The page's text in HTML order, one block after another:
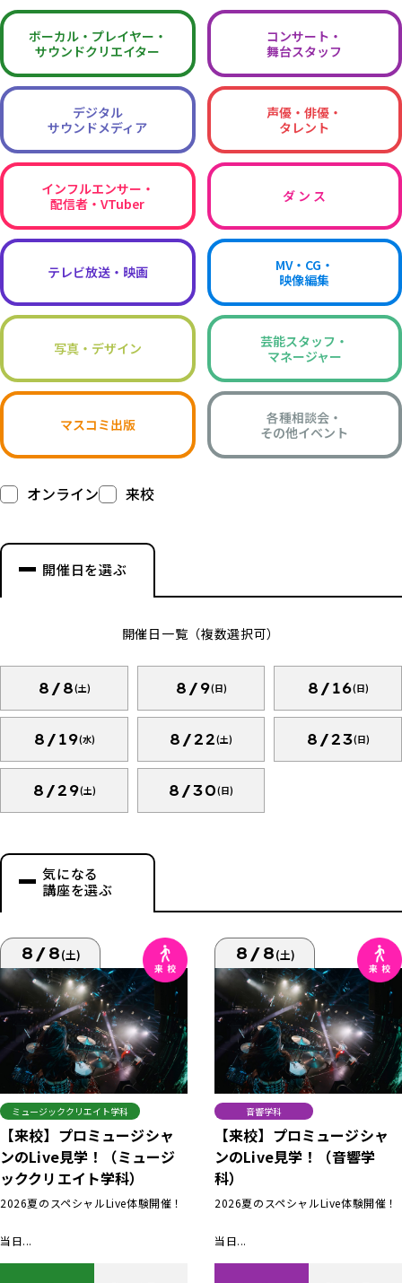
ボーカル・ プレイヤー・
サウンドクリエイター
コンサート・
舞台スタッフ
デジタル
サウンドメディア
声優・俳優・
タレント
インフルエンサー・
配信者・VTuber
ダ ン ス
テレビ放送・映画
MV・CG・
映像編集
写真・デザイン
芸能スタッフ・
マネージャー
マスコミ出版
各種相談会・
その他イベント
オンライン 来校
開催日を選ぶ
開催日一覧（複数選択可）
8/8(土) 8/9(日) 8/16(日)
8/19(水) 8/22(土) 8/23(日)
8/29(土) 8/30(日)
気になる
講座を選ぶ
8/8(土)
ミュージッククリエイト学科
【来校】プロミュージシャ
ンのLive見学！（ミュージ
ッククリエイト学科）
2026夏のスペシャルLive体験開催！
当日...
8/8(土)
音響学科
【来校】プロミュージシャ
ンのLive見学！（音響学
科）
2026夏のスペシャルLive体験開催！
当日...